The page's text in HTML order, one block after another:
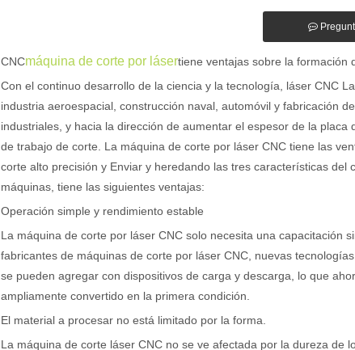
de las máquinas de marcado láser en la fabricación
CNCmáquina de corte por lásertiene ventajas sobre la formación
Con el continuo desarrollo de la ciencia y la tecnología, láser CNC
industria aeroespacial, construcción naval, automóvil y fabricación
industriales, y hacia la dirección de aumentar el espesor de la
de trabajo de corte. La máquina de corte por láser CNC tiene las
corte alto precisión y Enviar y heredando las tres características
máquinas, tiene las siguientes ventajas:
Operación simple y rendimiento estable
La máquina de corte por láser CNC solo necesita una capacitación
fabricantes de máquinas de corte por láser CNC, nuevas
se pueden agregar con dispositivos de carga y descarga, lo que
ampliamente convertido en la primera condición.
El material a procesar no está limitado por la forma.
La máquina de corte láser CNC no se ve afectada por la dureza de